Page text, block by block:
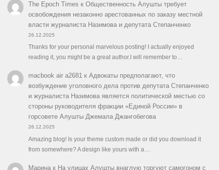
The Epoch Times к Общественность Алушты требует
освобождения незаконно арестованных по заказу местной
власти журналиста Назимова и депутата Степанченко
26.12.2025
Thanks for your personal marvelous posting! I actually enjoyed
reading it, you might be a great author.I will remember to…
macbook air a2681к Адвокаты предполагают, что
возбуждение уголовного дела против депутата Степанченко
и журналиста Назимова является политической местью со
стороны руководителя фракции «Единой России» в
горсовете Алушты Джемала Джангобегова
26.12.2025
Amazing blog! Is your theme custom made or did you download it
from somewhere? A design like yours with a…
Маринак На улицах Алушты внаглую торгуют самогоном с